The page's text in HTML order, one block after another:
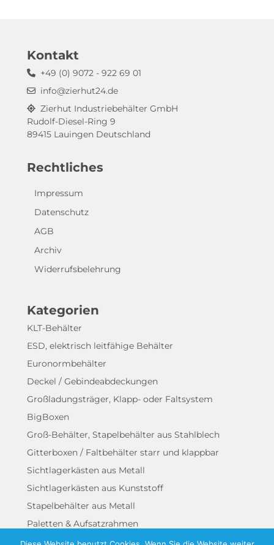
Kontakt
+49 (0) 9072 - 922 69 01
info@zierhut24.de
Zierhut Industriebehälter GmbH
Rudolf-Diesel-Ring 9
89415 Lauingen Deutschland
Rechtliches
Impressum
Datenschutz
AGB
Archiv
Widerrufsbelehrung
Kategorien
KLT-Behälter
ESD, elektrisch leitfähige Behälter
Euronormbehälter
Deckel / Gebindeabdeckungen
Großladungsträger, Klapp- oder Faltsystem
BigBoxen
Groß-Behälter, Stapelbehälter aus Stahlblech
Gitterboxen / Faltbehälter starr und klappbar
Sichtlagerkästen aus Metall
Sichtlagerkästen aus Kunststoff
Stapelbehälter aus Metall
Paletten & Aufsatzrahmen
Rollwägen